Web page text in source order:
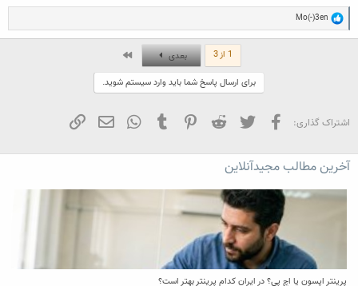
R
e
a
:
Mo(-)3en
1 از 3 بعدی
برای ارسال پاسخ شما باید وارد سیستم شوید.
اشتراک گذاری: فیسبوک تویتر Reddit
Pinterest
Tumblr
WhatsApp
ایمیل
آخرین مطالب مجیدآنلاین
پرینتر اپسون یا اچ پی؟ در ایران کدام پرینتر بهتر است؟